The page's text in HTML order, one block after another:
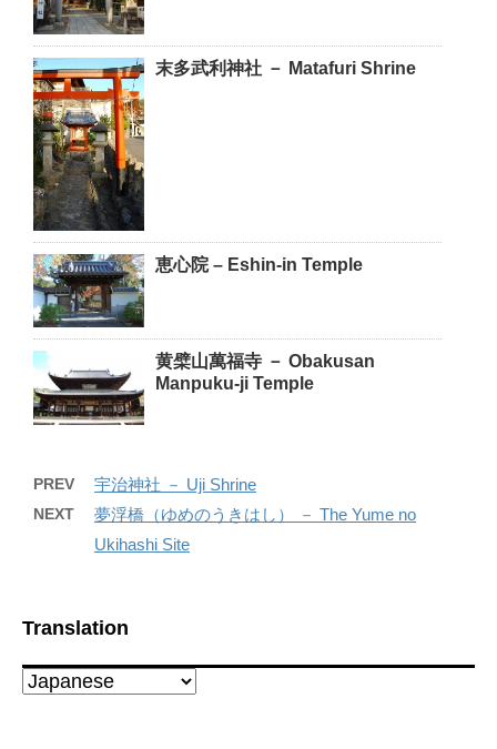
末多武利神社 － Matafuri Shrine
恵心院 – Eshin-in Temple
黄檗山萬福寺 － Obakusan
Manpuku-ji Temple
PREV 宇治神社 － Uji Shrine
NEXT
夢浮橋（ゆめのうきはし） － The Yume no
Ukihashi Site
Translation